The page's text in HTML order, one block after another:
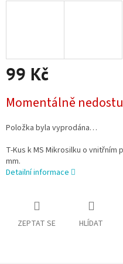
99 Kč
Momentálně
Položka byla vyprodána…
T-Kus k MS Mikrosilku o vnitřním
mm.
Detailní informace
ZEPTAT SE HLÍDAT